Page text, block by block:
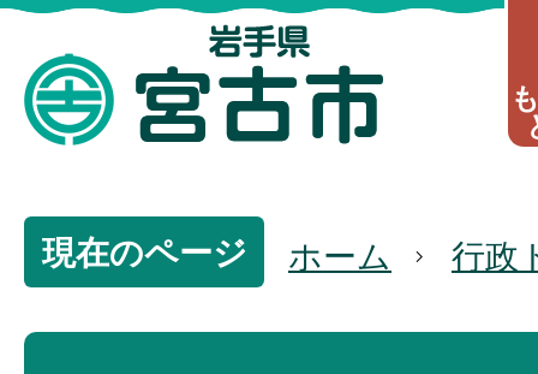
現在のページ ホーム 行政